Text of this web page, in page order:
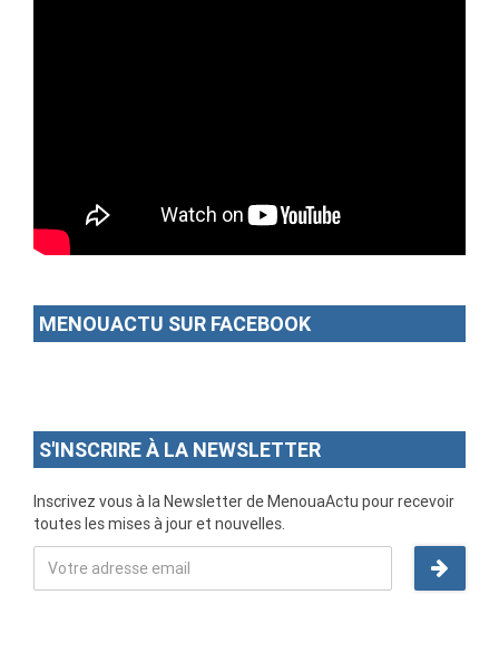
MENOUACTU SUR FACEBOOK
S'INSCRIRE À LA NEWSLETTER
Inscrivez vous à la Newsletter de MenouaActu pour recevoir
toutes les mises à jour et nouvelles.